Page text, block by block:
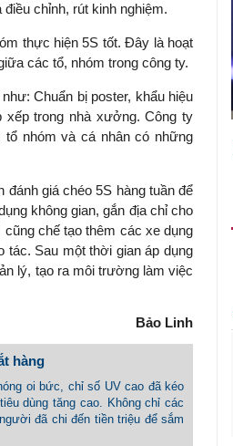
chỉnh, rút kinh nghiệm.
thực hiện 5S tốt. Đây là hoạt
các tổ, nhóm trong công ty.
Chuẩn bị poster, khẩu hiệu
trong nhà xưởng. Công ty
nhóm và cá nhân có những
giá chéo 5S hàng tuần để
không gian, gắn địa chỉ cho
chế tạo thêm các xe dụng
tác. Sau một thời gian áp dụng
lý, tạo ra môi trường làm việc
Bảo Linh
hàng
oi bức, chỉ số UV cao đã kéo
dùng tăng cao. Không chỉ các
đã chi đến tiền triệu để sắm
Việc sử dụng hiệu quả chính
nghĩa hỗ trợ ngắn hạn mà còn
đóng vai trò tạo nền tảng cho
tăng trưởng bền vững dài hạn.